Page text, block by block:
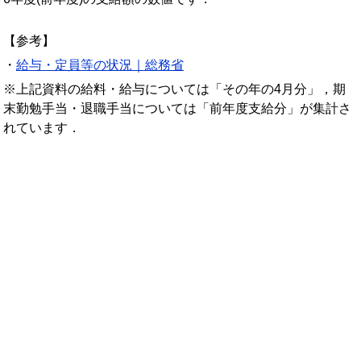
【参考】
・ 給与・定員等の状況｜総務省
※上記資料の給料・給与については「その年の4月分」，期
末勤勉手当・退職手当については「前年度支給分」が集計さ
れています．